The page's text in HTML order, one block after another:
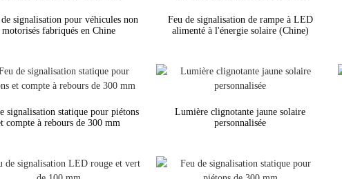
signalisation pour véhicules non
motorisés fabriqués en Chine
Feu de signalisation de rampe à LED
alimenté à l'énergie solaire (Chine)
signalisation statique pour piétons
compte à rebours de 300 mm
Lumière clignotante jaune solaire
personnalisée